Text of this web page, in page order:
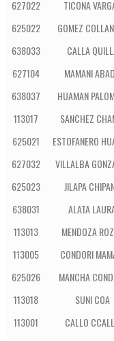
627022
TICONA
625022
GOMEZ
638033
CALLA
627104
MAMANI
638037
HUAMAN
113017
SANCHEZ
625021
ESTOFANERO
627032
VILLALBA
625023
JILAPA
638031
ALATA
113013
MENDOZA
113005
CONDORI
625026
MANCHA
113018
SUNI COA
113001
CALLO